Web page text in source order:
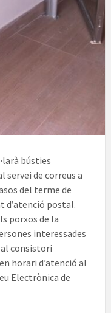
bústies
servei de correus a
del terme de
d’atenció postal.
porxos de la
interessades
consistori
horari d’atenció al
Electrònica de